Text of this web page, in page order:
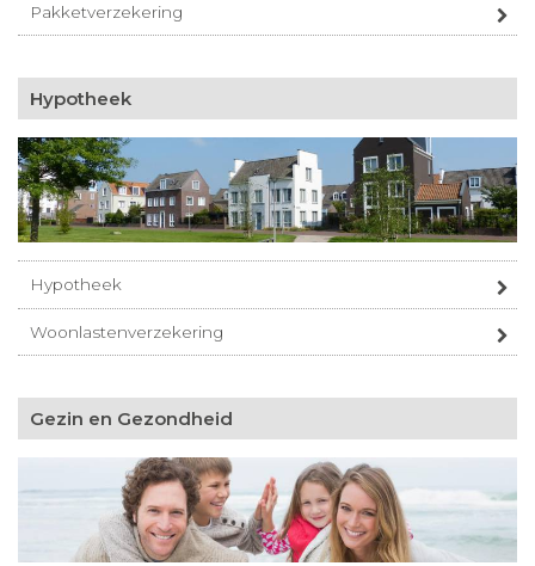
Pakketverzekering
Hypotheek
Hypotheek
Woonlastenverzekering
Gezin en Gezondheid